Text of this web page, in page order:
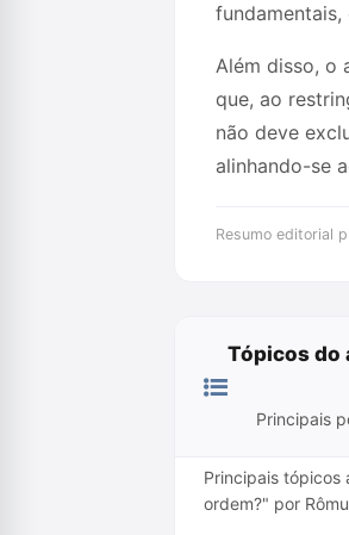
Além disso, o
que, ao
não deve
alinhando-se
Resumo editorial
Tópicos do
Principais
Principais tópicos
ordem?" por